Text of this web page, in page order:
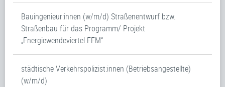
Bauingenieur:innen (w/m/d) Straßenentwurf bzw.
Straßenbau für das Programm/ Projekt
„Energiewendeviertel FFM“
städtische Verkehrspolizist:innen (Betriebsangestellte)
(w/m/d)